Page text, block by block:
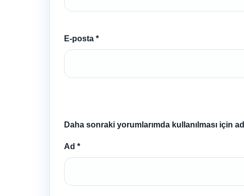
E-posta *
Daha sonraki yorumlarımda kullanılması için
Ad *